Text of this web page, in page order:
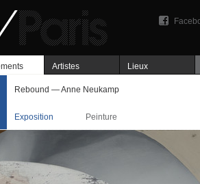
Artistes Lieux
Rebound — Anne Neukamp
Exposition Peinture